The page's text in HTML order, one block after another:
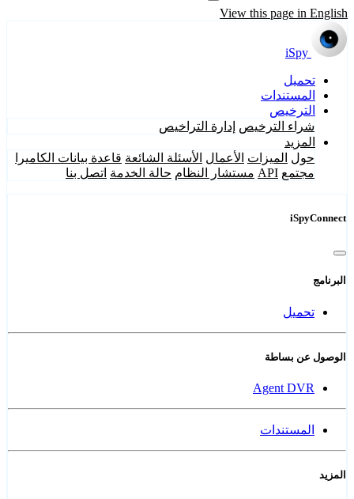
View this page in English
iSpy
تحميل
المستندات
الترخيص
شراء الترخيص إدارة التراخيص
المزيد
حول الميزات الأعمال الأسئلة الشائعة قاعدة بيانات الكاميرا
مجتمع API مستشار النظام حالة الخدمة اتصل بنا
iSpyConnect
البرنامج
تحميل
الوصول عن بساطة
Agent DVR
المستندات
المزيد